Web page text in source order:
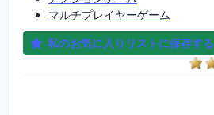
マルチプレイヤーゲーム
私のお気に入りリストに保存する